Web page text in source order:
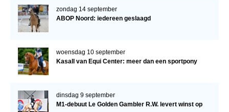
zondag 14 september
ABOP Noord: iedereen geslaagd
woensdag 10 september
Kasall van Equi Center: meer dan een sportpony
dinsdag 9 september
M1-debuut Le Golden Gambler R.W. levert winst op